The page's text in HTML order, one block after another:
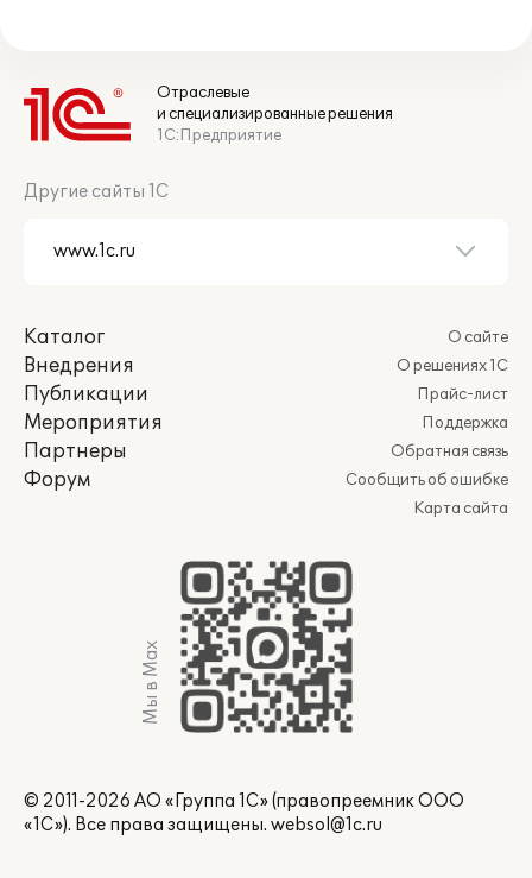
Отраслевые
и специализированные решения
1С:Предприятие
Другие сайты 1С
Каталог
Внедрения
Публикации
Мероприятия
Партнеры
Форум
О сайте
О решениях 1С
Прайс-лист
Поддержка
Обратная связь
Сообщить об ошибке
Карта сайта
Мы в Max
© 2011-2026 АО «Группа 1С» (правопреемник ООО
«1С»). Все права защищены. websol@1c.ru